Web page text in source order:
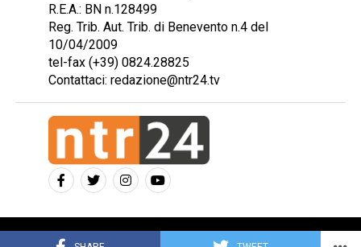
R.E.A.: BN n.128499
Reg. Trib. Aut. Trib. di Benevento n.4 del
10/04/2009
tel-fax (+39) 0824.28825
Contattaci: redazione@ntr24.tv
Copyright © 2023 Intelligentia S.r.l.